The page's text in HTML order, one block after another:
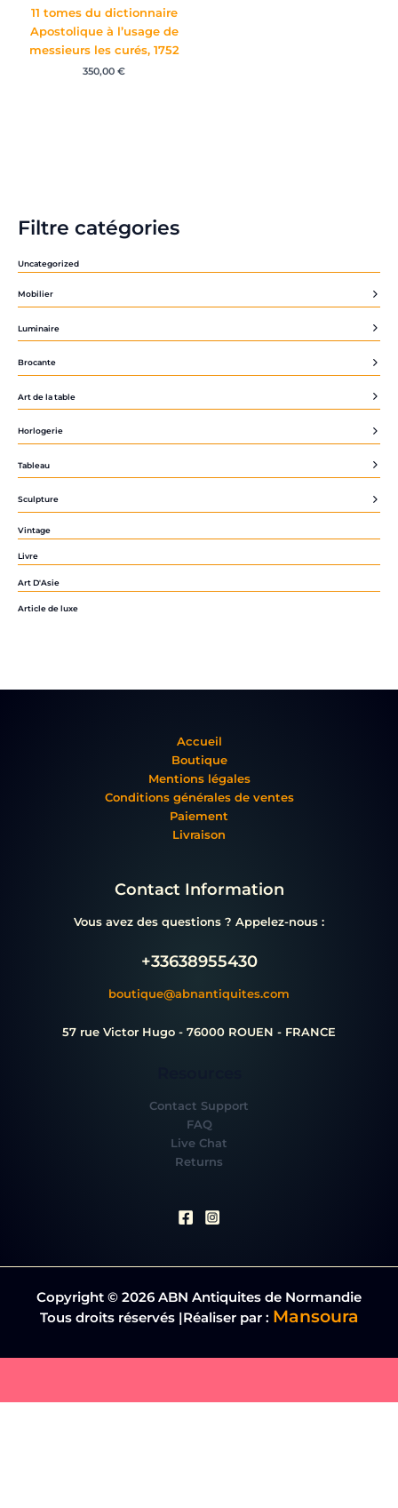
Filtre catégories
Uncategorized
Mobilier
Luminaire
Brocante
Art de la table
Horlogerie
Tableau
Sculpture
Vintage
Livre
Art D'Asie
Article de luxe
11 tomes du dictionnaire
Apostolique à l’usage de
messieurs les curés, 1752
350,00 €
Accueil
Boutique
Mentions légales
Conditions générales de ventes
Paiement
Livraison
Contact Information
Vous avez des questions ? Appelez-nous :
+33638955430
boutique@abnantiquites.com
57 rue Victor Hugo - 76000 ROUEN - FRANCE
Contact Support
FAQ
Live Chat
Returns
Copyright © 2026 ABN Antiquites de Normandie
Tous droits réservés |Réaliser par : Mansoura